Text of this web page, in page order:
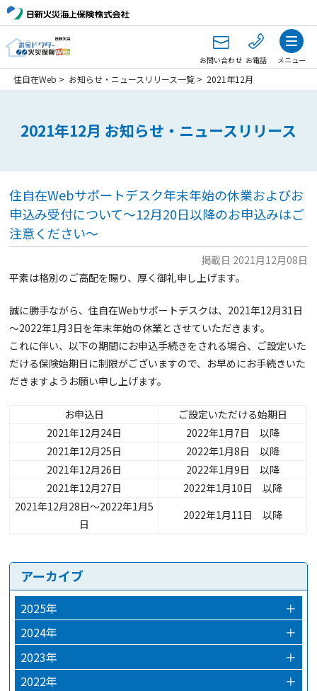
お問い合わせ お電話 メニュー
住自在Web > お知らせ・ニュースリリース一覧 > 2021年12月
2021年12月 お知らせ・ニュースリリース
住自在Webサポートデスク年末年始の休業およびお
申込み受付について～12月20日以降のお申込みはご
注意ください～
掲載日 2021月12月08日
平素は格別のご高配を賜り、厚く御礼申し上げます。
誠に勝手ながら、住自在Webサポートデスクは、2021年12月31日
～2022年1月3日を年末年始の休業とさせていただきます。
これに伴い、以下の期間にお申込手続きをされる場合、ご設定いた
だける保険始期日に制限がございますので、お早めにお手続きいた
だきますようお願い申し上げます。
お申込日
ご設定いただける始期日
2021年12月24日
2022年1月7日 以降
2021年12月25日
2022年1月8日 以降
2021年12月26日
2022年1月9日 以降
2021年12月27日
2022年1月10日 以降
2021年12月28日～2022年1月5
日
2022年1月11日 以降
アーカイブ
2025年
＋
2025年12月
2024年
＋
2024年12月
2024年03月
2023年
＋
2023年12月
2022年
＋